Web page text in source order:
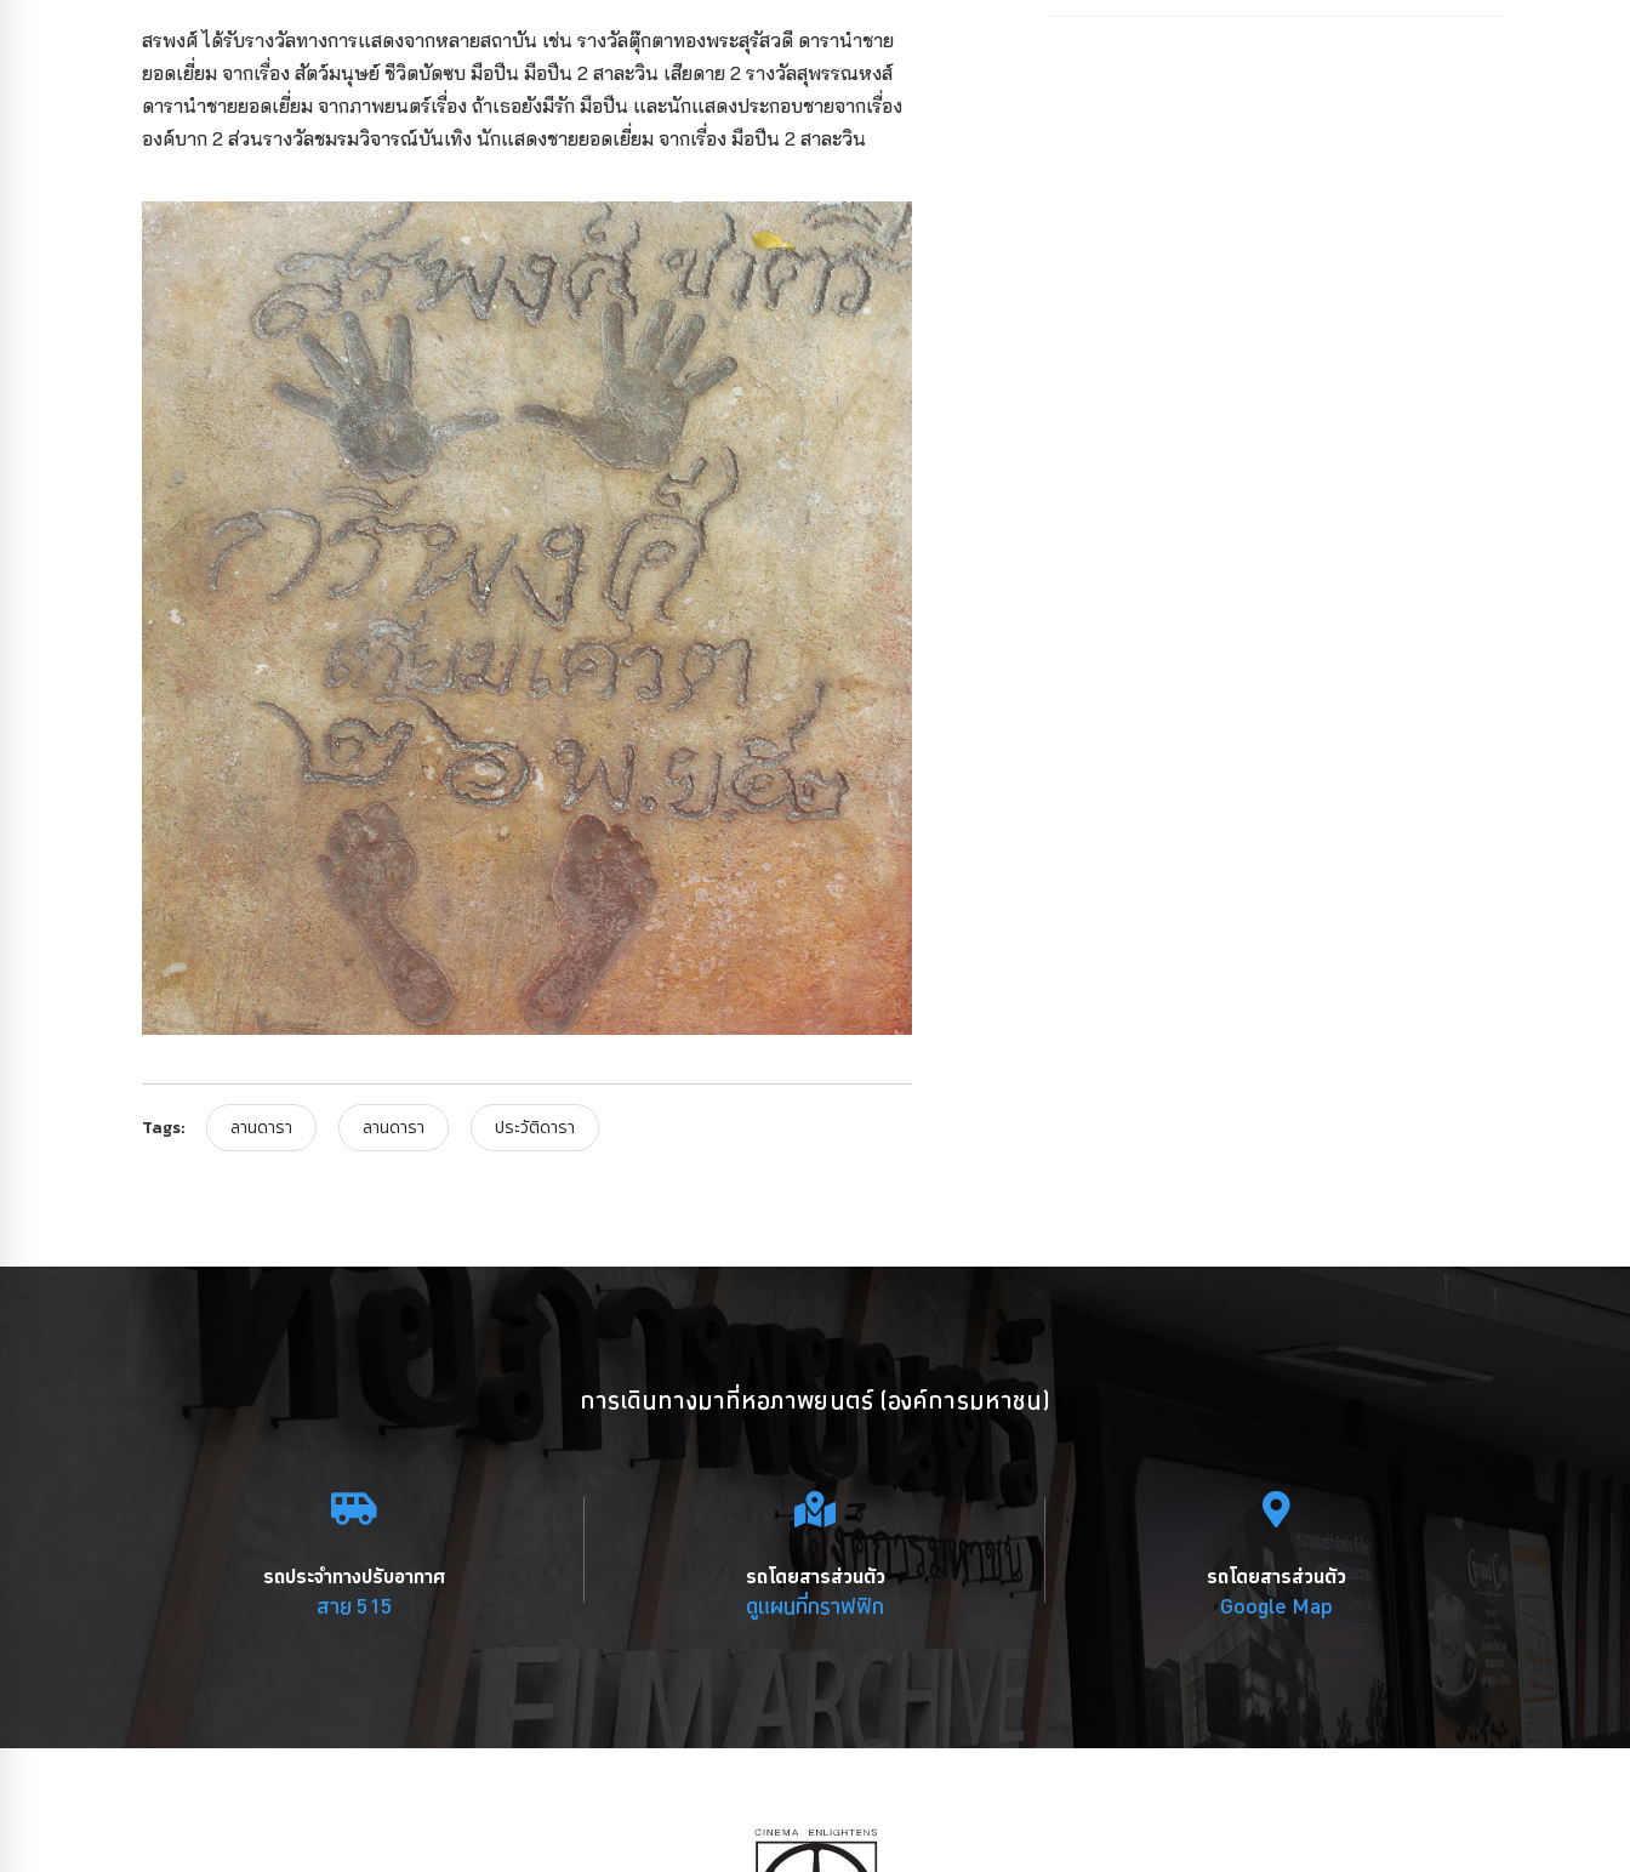
สรพงศ์ ได้รับรางวัลทางการแสดงจากหลายสถาบัน เช่น รางวัลตุ๊กตาทองพระสุรัสวดี ดารานำชาย
ยอดเยี่ยม จากเรื่อง สัตว์มนุษย์ ชีวิตบัดซบ มือปืน มือปืน 2 สาละวิน เสียดาย 2 รางวัลสุพรรณหงส์
ดารานำชายยอดเยี่ยม จากภาพยนตร์เรื่อง ถ้าเธอยังมีรัก มือปืน และนักแสดงประกอบชายจากเรื่อง
องค์บาก 2 ส่วนรางวัลชมรมวิจารณ์บันเทิง นักแสดงชายยอดเยี่ยม จากเรื่อง มือปืน 2 สาละวิน
Tags: ลานดารา ลานดารา ประวัติดารา
การเดินทางมาที่หอภาพยนตร์ (องค์การมหาชน)
รถประจำทางปรับอากาศ
สาย 515
รถโดยสารส่วนตัว
ดูแผนที่กราฟฟิก
รถโดยสารส่วนตัว
Google Map